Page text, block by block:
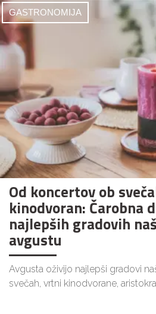
GASTRONOMIJA
Od koncertov ob
kinodvoran: Čarobna
najlepših gradovih
avgustu
Avgusta oživijo najlepši gradovi
svečah, vrtni kinodvorane,